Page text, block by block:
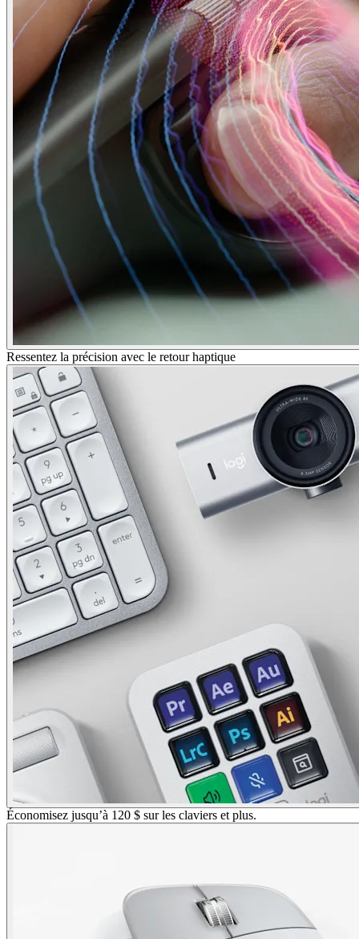
Ressentez la précision avec le retour haptique
Économisez jusqu’à 120 $ sur les claviers et plus.